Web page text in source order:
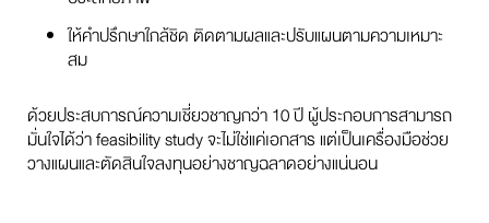
ให้คำปรึกษาใกล้ชิด ติดตามผลและปรับแผนตามความเหมาะ
สม
ด้วยประสบการณ์ความเชี่ยวชาญกว่า 10 ปี ผู้ประกอบการสามารถ
มั่นใจได้ว่า feasibility study จะไม่ใช่แค่เอกสาร แต่เป็นเครื่องมือช่วย
วางแผนและตัดสินใจลงทุนอย่างชาญฉลาดอย่างแน่นอน